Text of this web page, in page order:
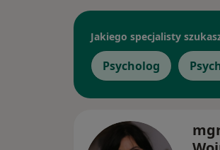
Jakiego specjalisty
Psycholog